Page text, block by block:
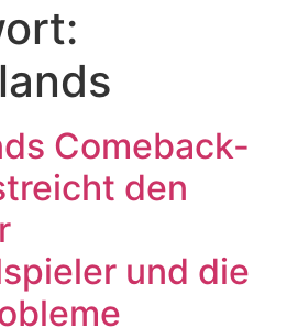
Comeback-
den
und die